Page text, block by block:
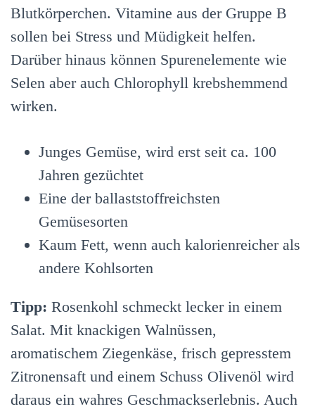
Blutkörperchen. Vitamine aus der Gruppe B
sollen bei Stress und Müdigkeit helfen.
Darüber hinaus können Spurenelemente wie
Selen aber auch Chlorophyll krebshemmend
wirken.
Junges Gemüse, wird erst seit ca. 100
Jahren gezüchtet
Eine der ballaststoffreichsten
Gemüsesorten
Kaum Fett, wenn auch kalorienreicher als
andere Kohlsorten
Tipp: Rosenkohl schmeckt lecker in einem
Salat. Mit knackigen Walnüssen,
aromatischem Ziegenkäse, frisch gepresstem
Zitronensaft und einem Schuss Olivenöl wird
daraus ein wahres Geschmackserlebnis. Auch